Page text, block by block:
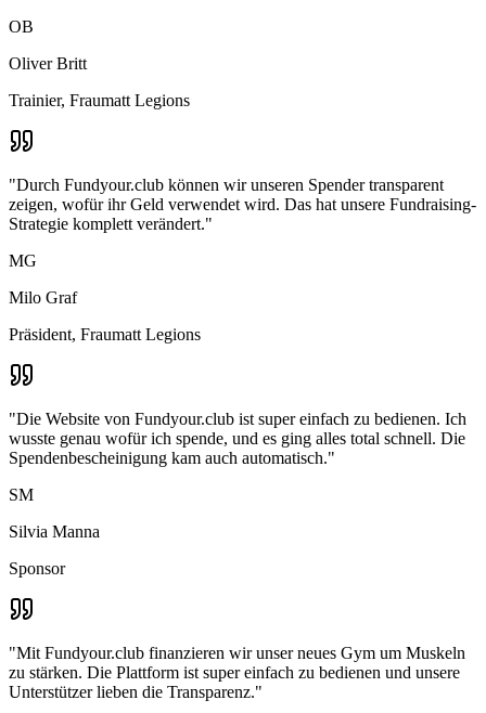
OB
Oliver Britt
Trainier, Fraumatt Legions
"Durch Fundyour.club können wir unseren Spender transparent
zeigen, wofür ihr Geld verwendet wird. Das hat unsere Fundraising-
Strategie komplett verändert."
MG
Milo Graf
Präsident, Fraumatt Legions
"Die Website von Fundyour.club ist super einfach zu bedienen. Ich
wusste genau wofür ich spende, und es ging alles total schnell. Die
Spendenbescheinigung kam auch automatisch."
SM
Silvia Manna
Sponsor
"Mit Fundyour.club finanzieren wir unser neues Gym um Muskeln
zu stärken. Die Plattform ist super einfach zu bedienen und unsere
Unterstützer lieben die Transparenz."